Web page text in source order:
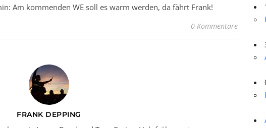
Am kommenden WE soll es warm werden, da fährt Frank!
0 Kommentare
FRANK DEPPING